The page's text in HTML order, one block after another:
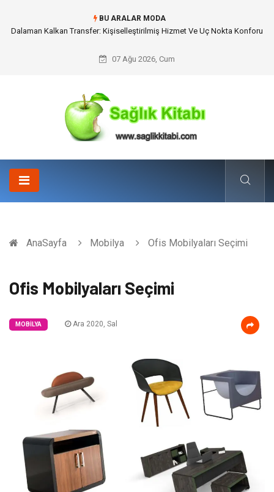
BU ARALAR MODA
Skoda Yedek Parça Tercihinde Mühendislik Uyumu ve Sürüş Konforu
07 Ağu 2026, Cum
AnaSayfa Mobilya Ofis Mobilyaları Seçimi
Ofis Mobilyaları Seçimi
MOBILYA Ara 2020, Sal